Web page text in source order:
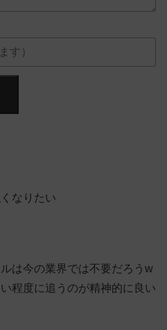
なりたい
は今の業界では不要だろうw
程度に追うのが精神的に良い